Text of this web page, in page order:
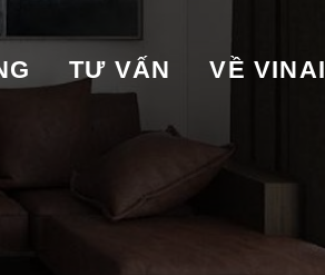
TƯ VẤN VỀ VINAI